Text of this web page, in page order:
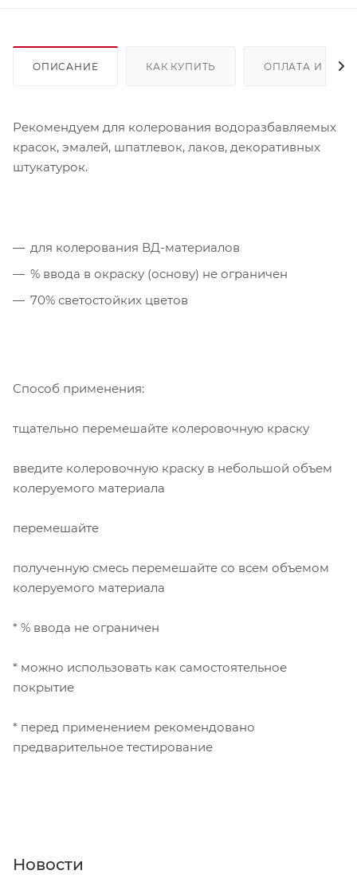
ОПИСАНИЕ КАК КУПИТЬ ОПЛАТА И
Рекомендуем для колерования водоразбавляемых
красок, эмалей, шпатлевок, лаков, декоративных
штукатурок.
для колерования ВД-материалов
% ввода в окраску (основу) не ограничен
70% светостойких цветов
Способ применения:
тщательно перемешайте колеровочную краску
введите колеровочную краску в небольшой объем
колеруемого материала
перемешайте
полученную смесь перемешайте со всем объемом
колеруемого материала
* % ввода не ограничен
* можно использовать как самостоятельное
покрытие
* перед применением рекомендовано
предварительное тестирование
Новости